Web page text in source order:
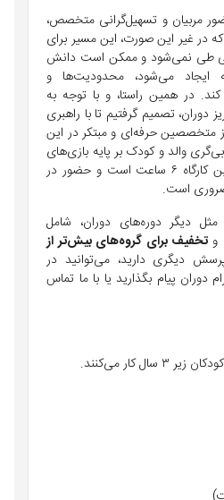
مربیان و تسهیل‌گرانی متخصص،
که در غیر این صورت، این مسیر برای
طی نمی‌شود و ممکن است دانش
ایجاد می‌شود، محدودیت‌ها و
در همین راستا، و با توجه به
تصمیم گرفتیم تا با راهبری
از متخصصین حرفه‌ای و مبتکر در این
والد و کودک بر پایه بازی‌های
موسیقایی را برگزار کنیم. این کارگاه ۶ ساعت است و حضور در
است.
دیگر دوره‌های دوران، شامل
و تخفیف برای گروه‌های بیش‌تر از
دیگری دارید،‌ می‌توانید در
دوران پیام بگذارید یا با ما تماس
کار می‌کنند.